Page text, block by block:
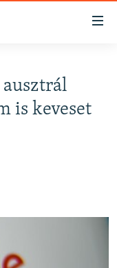
ausztrál
is keveset